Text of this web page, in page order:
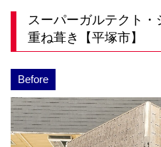
スーパーガルテクト
重ね葺き【平塚市】
Before